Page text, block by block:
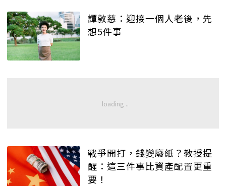
譚敦慈：迎接一個人老後，先
想5件事
戰爭開打，錢變廢紙？教授提
醒：這三件事比資產配置更重
要！